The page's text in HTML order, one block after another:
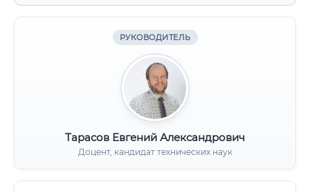
РУКОВОДИТЕЛЬ
Тарасов Евгений Александрович
Доцент, кандидат технических наук